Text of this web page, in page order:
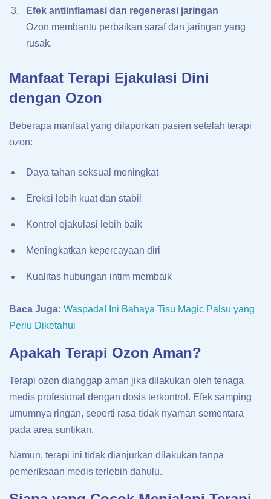
Efek antiinflamasi dan regenerasi jaringan
Ozon membantu perbaikan saraf dan jaringan yang
rusak.
Manfaat Terapi Ejakulasi Dini
dengan Ozon
Beberapa manfaat yang dilaporkan pasien setelah terapi
ozon:
Daya tahan seksual meningkat
Ereksi lebih kuat dan stabil
Kontrol ejakulasi lebih baik
Meningkatkan kepercayaan diri
Kualitas hubungan intim membaik
Baca Juga: Waspada! Ini Bahaya Tisu Magic Palsu yang
Perlu Diketahui
Apakah Terapi Ozon Aman?
Terapi ozon dianggap aman jika dilakukan oleh tenaga
medis profesional dengan dosis terkontrol. Efek samping
umumnya ringan, seperti rasa tidak nyaman sementara
pada area suntikan.
Namun, terapi ini tidak dianjurkan dilakukan tanpa
pemeriksaan medis terlebih dahulu.